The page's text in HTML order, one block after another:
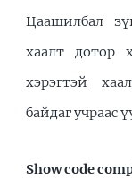
Цаашилбал
хаалт дотор
хэрэгтэй
байдаг учраас
Show code